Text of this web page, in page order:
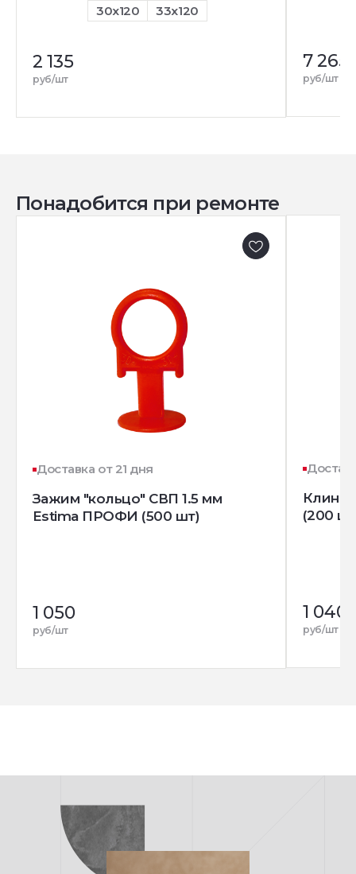
30x120 33x120
2 135
руб/шт
7 265
руб/шт
Понадобится при ремонте
Доставка от 21 дня
Зажим "кольцо" СВП 1.5 мм
Estima ПРОФИ (500 шт)
1 050
руб/шт
Клин
(200
1 040
руб/шт